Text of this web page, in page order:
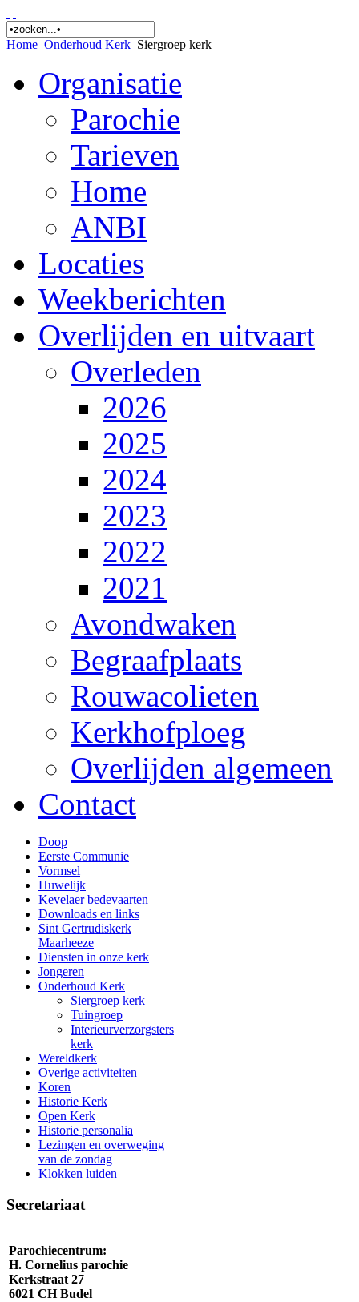
Home Onderhoud Kerk Siergroep kerk
Organisatie
Parochie
Tarieven
Home
ANBI
Locaties
Weekberichten
Overlijden en uitvaart
Overleden
2026
2025
2024
2023
2022
2021
Avondwaken
Begraafplaats
Rouwacolieten
Kerkhofploeg
Overlijden algemeen
Contact
Doop
Eerste Communie
Vormsel
Huwelijk
Kevelaer bedevaarten
Downloads en links
Sint Gertrudiskerk
Maarheeze
Diensten in onze kerk
Jongeren
Onderhoud Kerk
Siergroep kerk
Tuingroep
Interieurverzorgsters
kerk
Wereldkerk
Overige activiteiten
Koren
Historie Kerk
Open Kerk
Historie personalia
Lezingen en overweging
van de zondag
Klokken luiden
Secretariaat
Parochiecentrum:
H. Cornelius parochie
Kerkstraat 27
6021 CH Budel